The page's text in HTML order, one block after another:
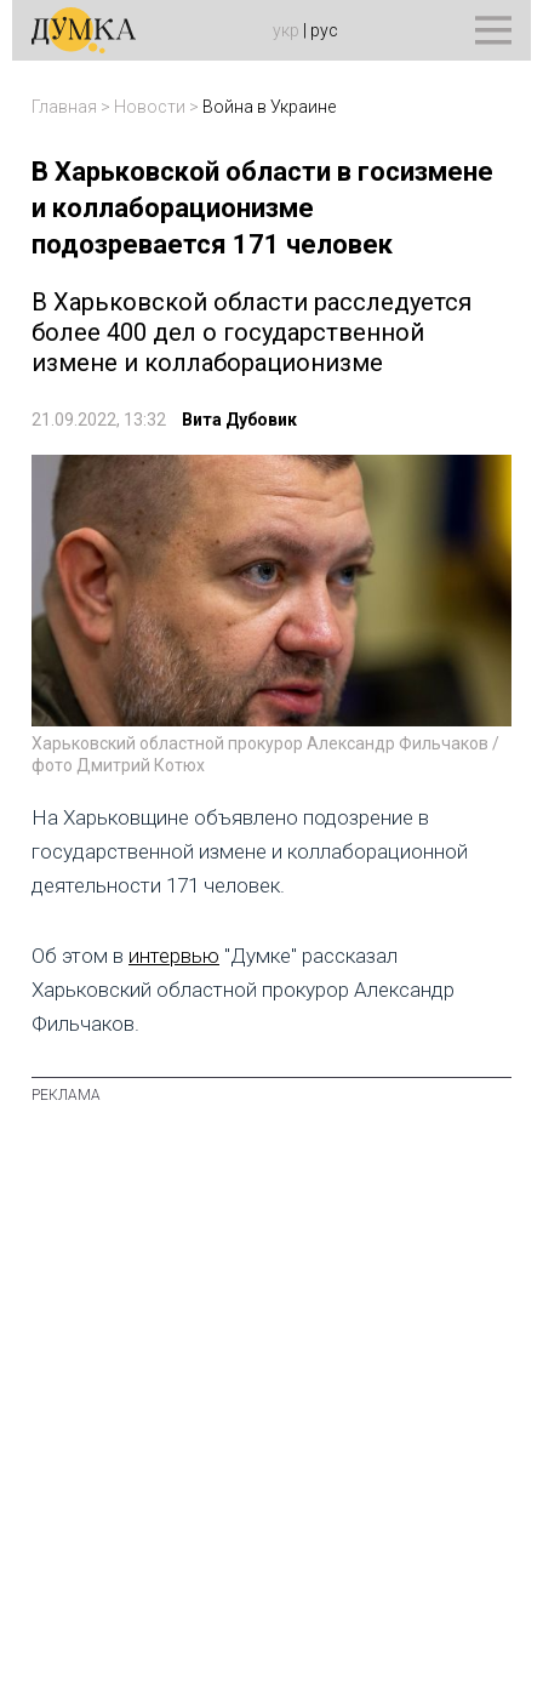
укр рус
Главная > Новости > Война в Украине
В Харьковской области в госизмене
и коллаборационизме
подозревается 171 человек
В Харьковской области расследуется
более 400 дел о государственной
измене и коллаборационизме
21.09.2022, 13:32 Вита Дубовик
Харьковский областной прокурор Александр Фильчаков /
фото Дмитрий Котюх
На Харьковщине объявлено подозрение в
государственной измене и коллаборационной
деятельности 171 человек.
Об этом в интервью "Думке" рассказал
Харьковский областной прокурор Александр
Фильчаков.